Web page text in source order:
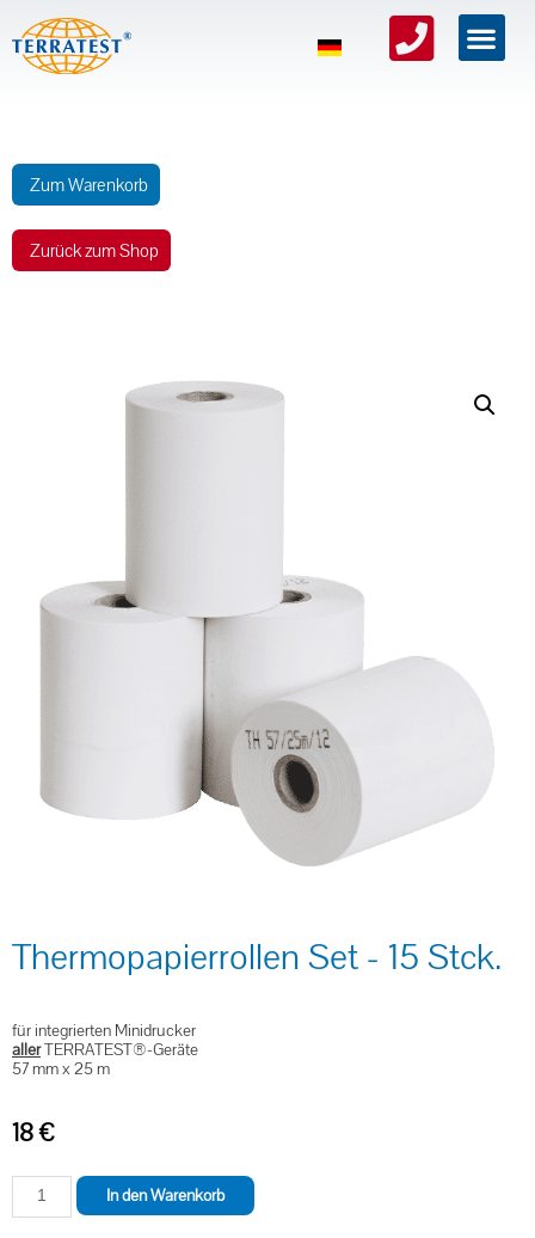
Zum Warenkorb
Zurück zum Shop
Thermopapierrollen Set - 15 Stck.
für integrierten Minidrucker
allerTERRATEST®-Geräte
57 mm x 25 m
18€
In den Warenkorb